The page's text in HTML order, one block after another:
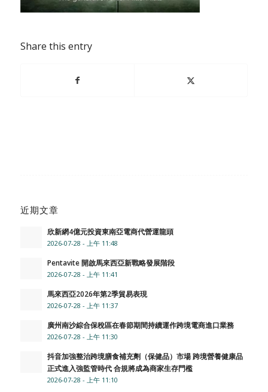
Share this entry
近期文章
欣新網4億元投資東南亞電商代營運龍頭
2026-07-28 - 上午 11:48
Pentavite 開啟馬來西亞新戰略發展階段
2026-07-28 - 上午 11:41
馬來西亞2026年第2季貿易表現
2026-07-28 - 上午 11:37
廣州南沙綜合保稅區在春節期間持續運作跨境電商進口業務
2026-07-28 - 上午 11:30
抖音加強整治跨境膳食補充劑（保健品）市場 跨境營養健康品
正式進入強監管時代 合規將成為商家生存門檻
2026-07-28 - 上午 11:10